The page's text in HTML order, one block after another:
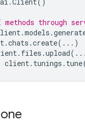
methods through
.models .
.chats .create( ... )
. files .upload( ...
client. tunings . tune